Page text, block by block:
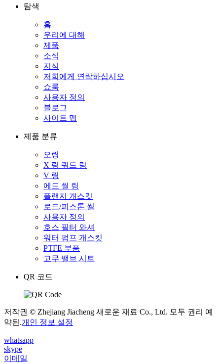
탐색
홈
우리에 대해
제품
소식
지식
저희에게 연락하십시오
쇼룸
사용자 정의
블로그
사이트 맵
제품 분류
오링
X 링 쿼드 링
V 링
에드 씰 링
플랜지 개스킷
로드/피스톤 씰
사용자 정의
호스 필터 와셔
워터 펌프 개스킷
PTFE 부품
고무 밸브 시트
QR 코드
저작권 © Zhejiang Jiacheng 새로운 재료 Co., Ltd. 모두 권리 예
약된.개인 정보 설정
whatsapp
skype
이메일